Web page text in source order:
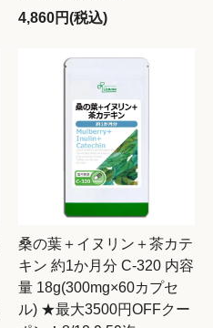
4,860円(税込)
桑の葉＋イヌリン＋茶カテ
キン 約1か月分 C-320 内容
量 18g(300mg×60カプセ
ル) ★最大3500円OFFクー